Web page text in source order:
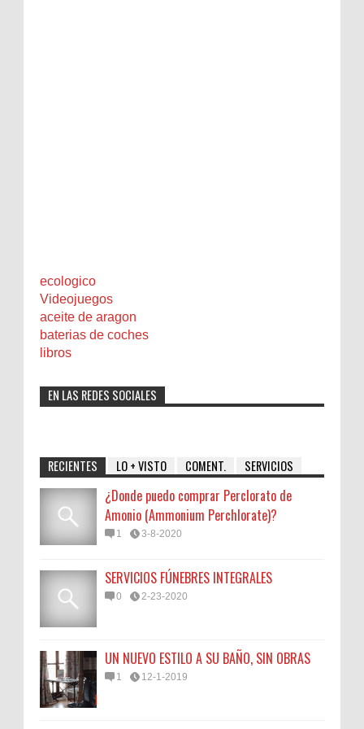
ecologico
Videojuegos
aceite de aragon
baterias de coches
libros
EN LAS REDES SOCIALES
RECIENTES LO + VISTO COMENT. SERVICIOS
¿Donde puedo comprar Perclorato de
Amonio (Ammonium Perchlorate)?
1 3-8-2020
SERVICIOS FÚNEBRES INTEGRALES
0 2-23-2020
UN NUEVO ESTILO A SU BAÑO, SIN OBRAS
1 12-1-2019